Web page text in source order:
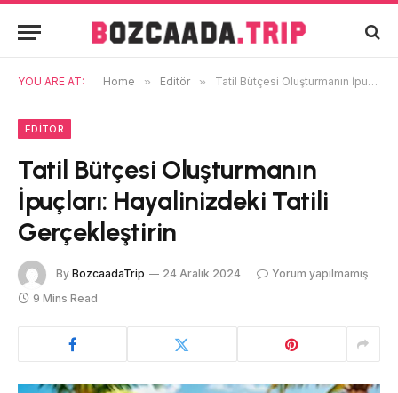
YOU ARE AT: Home » Editör » Tatil Bütçesi Oluşturmanın İpuçları: Hayalinizdeki Tatili Gerçekleştirin
EDITÖR
Tatil Bütçesi Oluşturmanın
İpuçları: Hayalinizdeki Tatili
Gerçekleştirin
By BozcaadaTrip 24 Aralık 2024
Yorum yapılmamış
9 Mins Read